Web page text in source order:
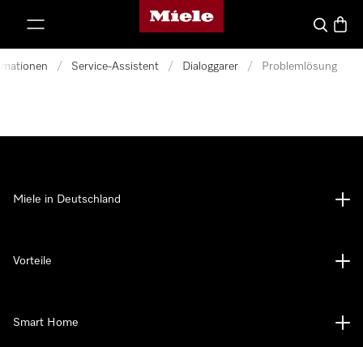
Miele-Homepage
Suche
/ Service-Assistent / Dialoggarer / Problemlösung
Miele in Deutschland
Vorteile
Smart Home